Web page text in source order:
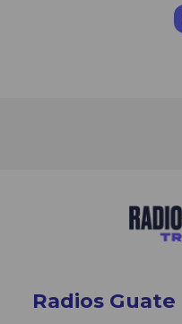
Radios Guate